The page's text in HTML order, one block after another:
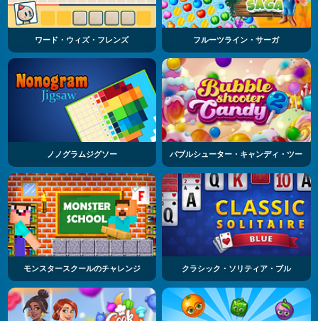
ワード・ウィズ・フレンズ フルーツライン・サーガ
ノノグラムジグソー バブルシューター・キャンディ・ツー
モンスタースクールのチャレンジ クラシック・ソリティア・ブル